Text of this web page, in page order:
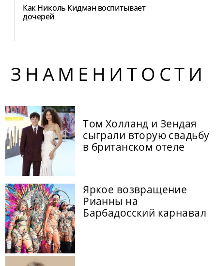
Как Николь Кидман воспитывает
дочерей
ЗНАМЕНИТОСТИ
Том Холланд и Зендая
сыграли вторую свадьбу
в британском отеле
Яркое возвращение
Рианны на
Барбадосский карнавал